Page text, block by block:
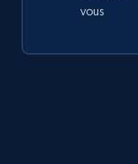
vous